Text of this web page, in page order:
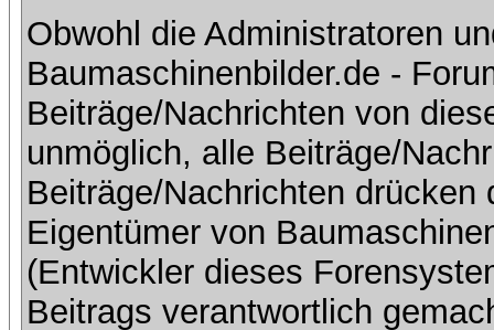
Obwohl die Administratoren
Baumaschinenbilder.de -
Beiträge/Nachrichten von
unmöglich, alle Beiträge/
Beiträge/Nachrichten
Eigentümer von
(Entwickler dieses
Beitrags verantwortlich